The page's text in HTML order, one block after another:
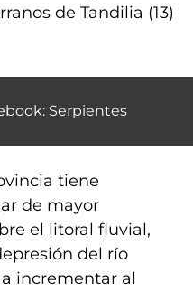
de Tandilia (13)
Serpientes
tiene
de mayor
el litoral fluvial,
del río
incrementar al